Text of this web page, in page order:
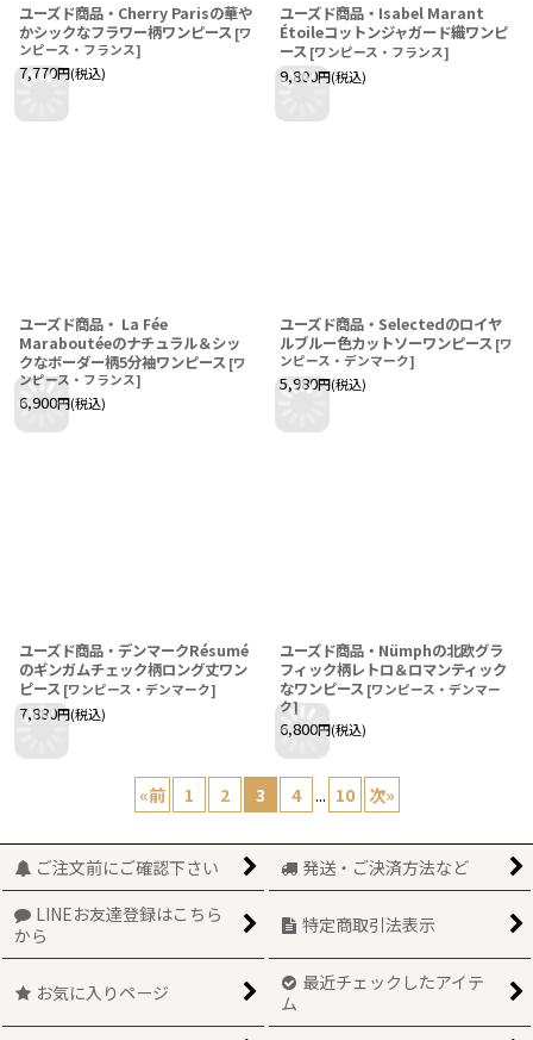
ユーズド商品・Cherry Parisの華や
かシックなフラワー柄ワンピース [ワ
ンピース・フランス]
7,770円(税込)
ユーズド商品・Isabel Marant
Étoileコットンジャガード織ワンピ
ース [ワンピース・フランス]
9,800円(税込)
ユーズド商品・ La Fée
Maraboutéeのナチュラル＆シッ
クなボーダー柄5分袖ワンピース [ワ
ンピース・フランス]
6,900円(税込)
ユーズド商品・Selectedのロイヤ
ルブルー色カットソーワンピース [ワ
ンピース・デンマーク]
5,980円(税込)
ユーズド商品・デンマークRésumé
のギンガムチェック柄ロング丈ワン
ピース [ワンピース・デンマーク]
7,880円(税込)
ユーズド商品・Nümphの北欧グラ
フィック柄レトロ＆ロマンティック
なワンピース [ワンピース・デンマー
ク]
6,800円(税込)
«前 1 2 3 4 ... 10 次»
ご注文前にご確認下さい
発送・ご決済方法など
LINEお友達登録はこちら
から
特定商取引法表示
お気に入りページ
最近チェックしたアイテ
ム